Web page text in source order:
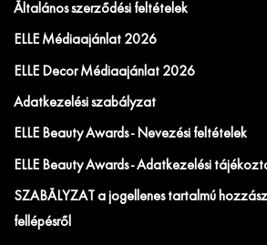
Általános szerződési feltételek
ELLE Médiaajánlat 2026
ELLE Decor Médiaajánlat 2026
Adatkezelési szabályzat
ELLE Beauty Awards - Nevezési feltételek
ELLE Beauty Awards - Adatkezelési
SZABÁLYZAT a jogellenes tartalmú
fellépésről